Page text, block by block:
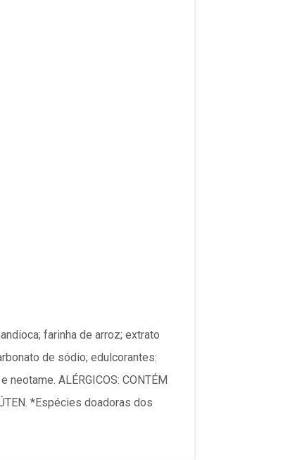
farinha de arroz; extrato
de sódio; edulcorantes:
ALÉRGICOS: CONTÉM
*Espécies doadoras dos